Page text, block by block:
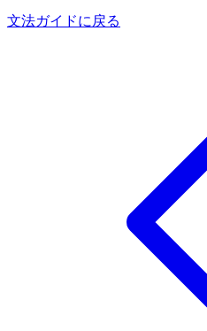
文法ガイドに戻る